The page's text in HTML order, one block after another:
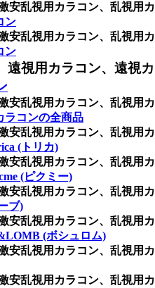
安乱視用カラコン、乱視用
ン
安乱視用カラコン、乱視用
ン
視用カラコン、遠視
安乱視用カラコン、乱視用
ラコンの全商品
安乱視用カラコン、乱視用
(トリカ)
安乱視用カラコン、乱視用
(ピクミー)
安乱視用カラコン、乱視用
ブ)
安乱視用カラコン、乱視用
(ボシュロム)
安乱視用カラコン、乱視用
安乱視用カラコン、乱視用